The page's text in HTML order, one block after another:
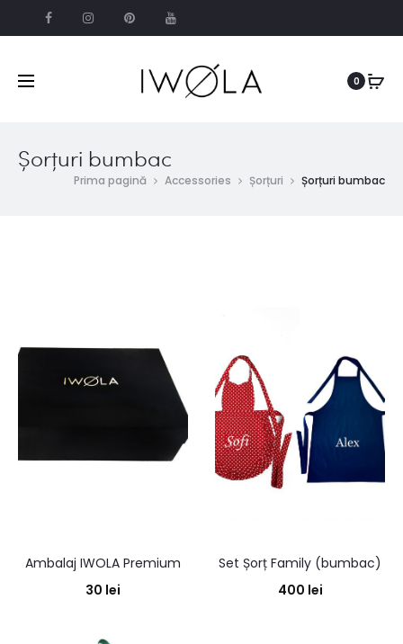
0
Șorțuri bumbac
Prima pagină Accessories Șorțuri Șorțuri bumbac
Ambalaj IWOLA Premium
30 lei
Set Șorț Family (bumbac)
400 lei